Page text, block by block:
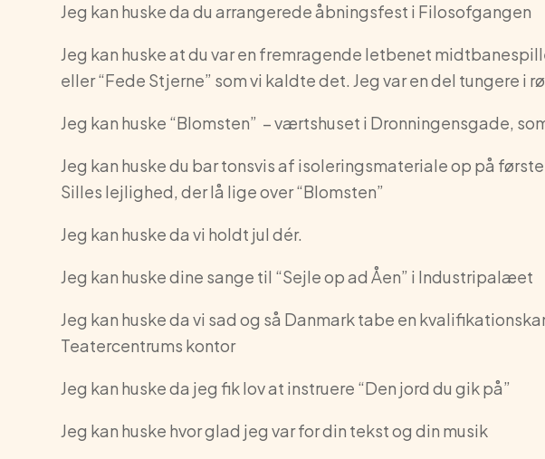
Jeg kan huske da du arrangerede åbningsfest i Filosofgangen
Jeg kan huske at du var en fremragende letbenet
eller “Fede Stjerne” som vi kaldte det. Jeg var en del tungere i
Jeg kan huske “Blomsten” – værtshuset i Dronningensgade,
Jeg kan huske du bar tonsvis af isoleringsmateriale op på
Silles lejlighed, der lå lige over “Blomsten”
Jeg kan huske da vi holdt jul dér.
Jeg kan huske dine sange til “Sejle op ad Åen” i Industripalæet
Jeg kan huske da vi sad og så Danmark tabe en
Teatercentrums kontor
Jeg kan huske da jeg fik lov at instruere “Den jord du gik på”
Jeg kan huske hvor glad jeg var for din tekst og din musik